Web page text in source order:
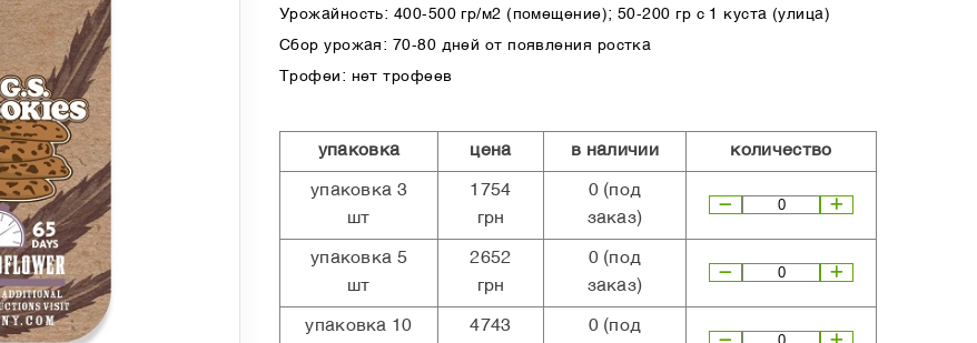
Урожайность: 400-500 гр/м2 (помещение); 50-200 гр с 1 куста (улица)
Сбор урожая: 70-80 дней от появления ростка
Трофеи: нет трофеев
упаковка цена в наличии количество
упаковка 3
шт
1754
грн
0(под
заказ)
упаковка 5
шт
2652
грн
0(под
заказ)
упаковка 10
4743
0(под